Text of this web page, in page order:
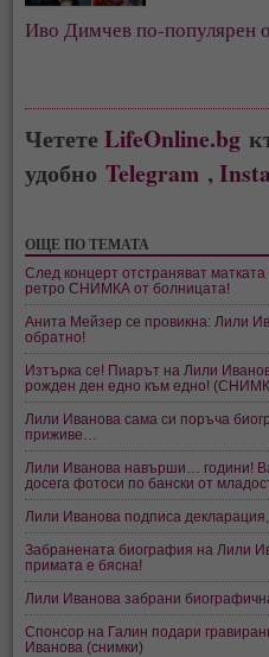
Иво Димчев по-популярен
ЧететеLifeOnline.bg
удобноTelegram ,
ОЩЕ ПО ТЕМАТА
След концерт отстраняват
ретро СНИМКА от болницата!
Анита Мейзер се провикна: Лили
обратно!
Изтърка се! Пиарът на Лили
рожден ден едно към едно!
Лили Иванова сама си поръча
приживе…
Лили Иванова навърши… години!
досега фотоси по бански от
Лили Иванова подписа
Забранената биография на Лили
примата е бясна!
Лили Иванова забрани
Спонсор на Галин подари
Иванова (снимки)